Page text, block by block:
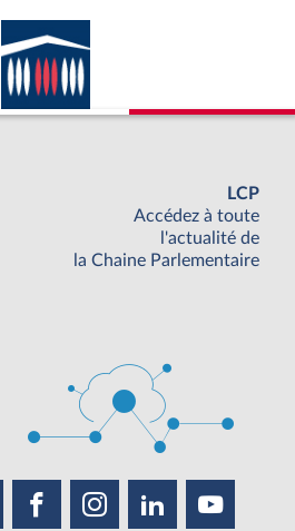
LCP
Accédez à toute
l'actualité de
la Chaine Parlementaire